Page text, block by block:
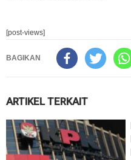
[post-views]
BAGIKAN
ARTIKEL TERKAIT